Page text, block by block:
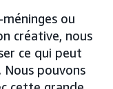
ou
créative, nous
ce qui peut
pouvons